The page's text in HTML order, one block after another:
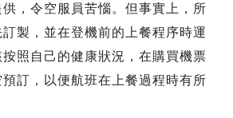
，令空服員苦惱。但事實上，所
製，並在登機前的上餐程序時運
按照自己的健康狀況，在購買機票
訂，以便航班在上餐過程時有所